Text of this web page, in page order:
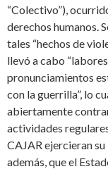
“Colectivo”),
derechos humanos.
tales “hechos de
llevó a cabo
pronunciamientos
con la guerrilla”, lo
abiertamente
actividades
CAJAR ejercieran
además, que el